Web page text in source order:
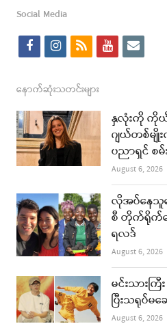
Social Media
f
c
e
b
o
k
i
s
t
a
g
a
m
r
s
y
t
u
b
e
e
i
l
နောက်ဆုံးသတင်းများ
နှလုံးကို ကိုယ်
ဂျယ်တစ်မျို
ပညာရှင် စ
August 6, 2026
လိုအပ်နေသူ
စီ တိုက်ရိုက်
ရလဒ်
August 6, 2026
မင်းသားက
ပြီးသရုပ်မ
August 6, 2026